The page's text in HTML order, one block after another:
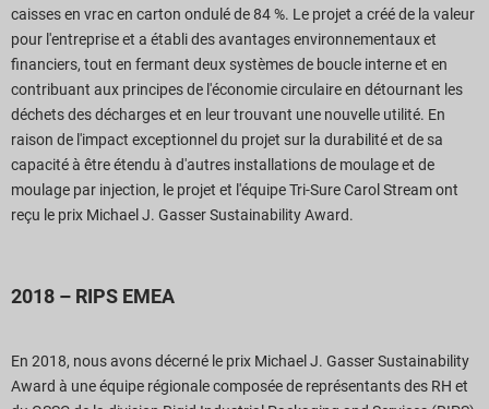
caisses en vrac en carton ondulé de 84 %. Le projet a créé de la valeur
pour l'entreprise et a établi des avantages environnementaux et
financiers, tout en fermant deux systèmes de boucle interne et en
contribuant aux principes de l'économie circulaire en détournant les
déchets des décharges et en leur trouvant une nouvelle utilité. En
raison de l'impact exceptionnel du projet sur la durabilité et de sa
capacité à être étendu à d'autres installations de moulage et de
moulage par injection, le projet et l'équipe Tri-Sure Carol Stream ont
reçu le prix Michael J. Gasser Sustainability Award.
2018 – RIPS EMEA
En 2018, nous avons décerné le prix Michael J. Gasser Sustainability
Award à une équipe régionale composée de représentants des RH et